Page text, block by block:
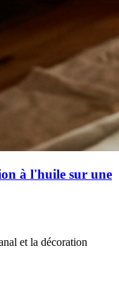
à l'huile sur une
et la décoration